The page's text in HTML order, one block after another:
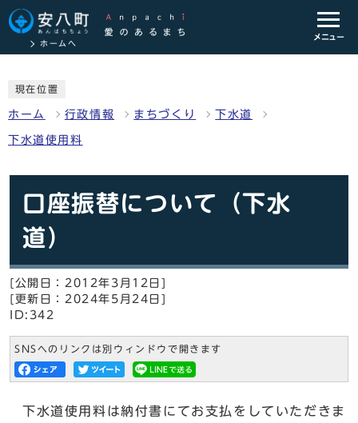
ホームへ
メニュー
現在位置
ホーム 行政情報 まちづくり 下水道
下水道使用料
口座振替について（下水
道）
[公開日：2012年3月12日]
[更新日：2024年5月24日]
ID:342
SNSへのリンクは別ウィンドウで開きます
下水道使用料は納付書にてお支払をしていただきま